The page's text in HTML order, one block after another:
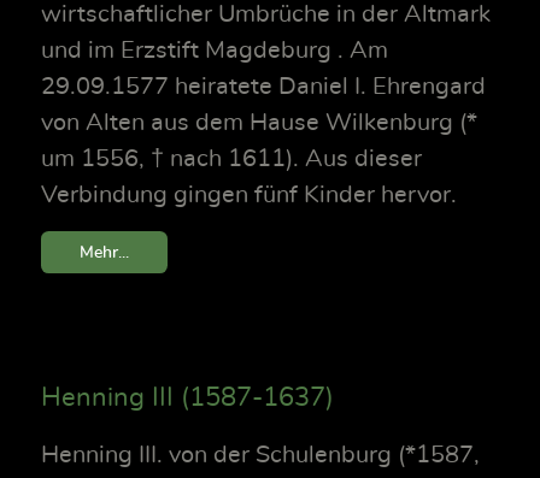
wirtschaftlicher Umbrüche in der Altmark
und im Erzstift Magdeburg . Am
29.09.1577 heiratete Daniel I. Ehrengard
von Alten aus dem Hause Wilkenburg (*
um 1556, † nach 1611). Aus dieser
Verbindung gingen fünf Kinder hervor.
Mehr...
Henning III (1587-1637)
Henning III. von der Schulenburg (*1587,